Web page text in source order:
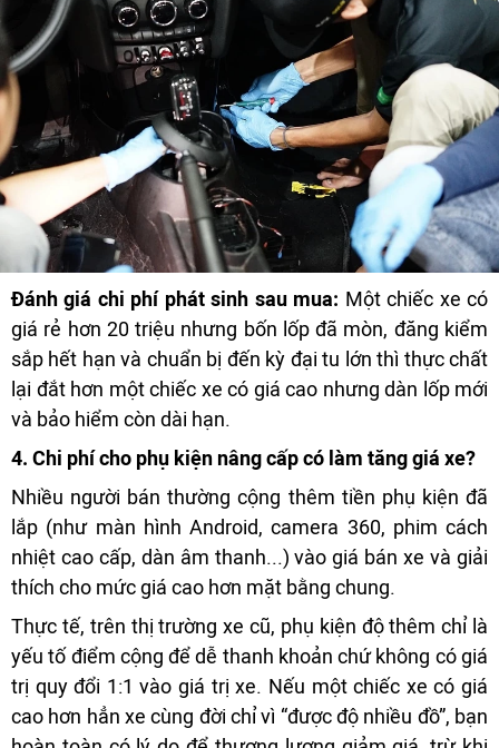
Đánh giá chi phí phát sinh sau mua: Một chiếc xe có
giá rẻ hơn 20 triệu nhưng bốn lốp đã mòn, đăng kiểm
sắp hết hạn và chuẩn bị đến kỳ đại tu lớn thì thực chất
lại đắt hơn một chiếc xe có giá cao nhưng dàn lốp mới
và bảo hiểm còn dài hạn.
4. Chi phí cho phụ kiện nâng cấp có làm tăng giá xe?
Nhiều người bán thường cộng thêm tiền phụ kiện đã
lắp (như màn hình Android, camera 360, phim cách
nhiệt cao cấp, dàn âm thanh...) vào giá bán xe và giải
thích cho mức giá cao hơn mặt bằng chung.
Thực tế, trên thị trường xe cũ, phụ kiện độ thêm chỉ là
yếu tố điểm cộng để dễ thanh khoản chứ không có giá
trị quy đổi 1:1 vào giá trị xe. Nếu một chiếc xe có giá
cao hơn hẳn xe cùng đời chỉ vì “được độ nhiều đồ”, bạn